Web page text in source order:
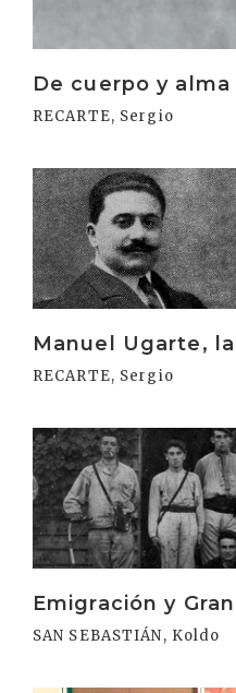
De cuerpo y alma
RECARTE, Sergio
Manuel Ugarte,
RECARTE, Sergio
Irakurri
Emigración y
SAN SEBASTIÁN, Koldo
Irakurri